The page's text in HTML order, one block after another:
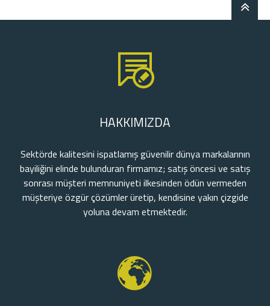
HAKKIMIZDA
Sektörde kalitesini ispatlamış güvenilir dünya markalarının
bayiliğini elinde bulunduran firmamız; satış öncesi ve satış
sonrası müşteri memnuniyeti ilkesinden ödün vermeden
müşteriye özgür çözümler üretip, kendisine yakın çizgide
yoluna devam etmektedir.